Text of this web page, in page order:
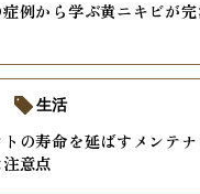
例から学ぶ黄ニキビが
の寿命を延ばすメンテ
意点
生活